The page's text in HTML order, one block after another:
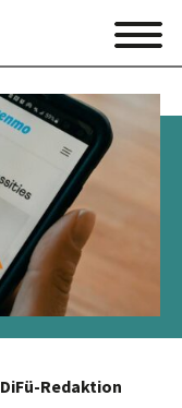
DiFü-Redaktion